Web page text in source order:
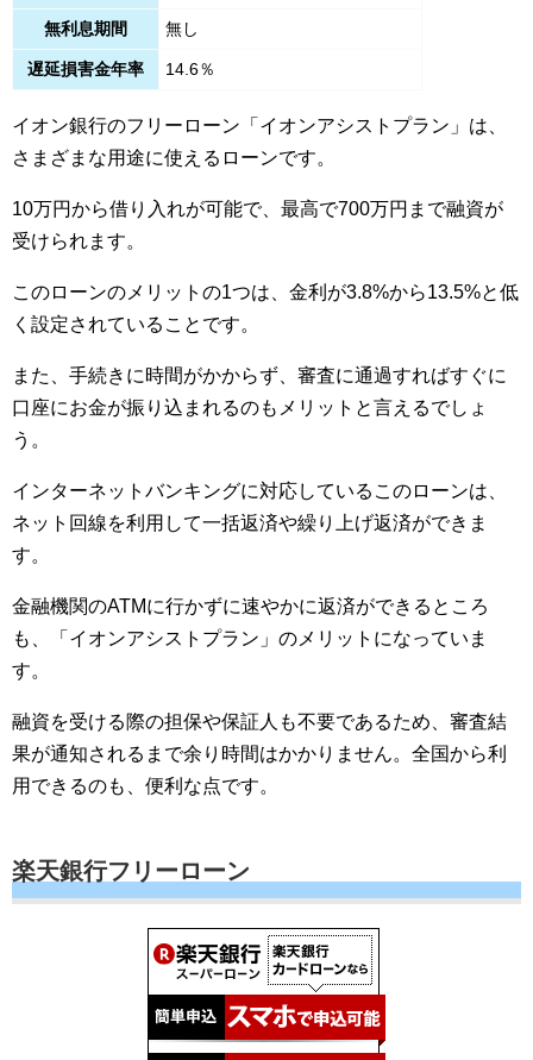
無利息期間 無し
遅延損害金年率 14.6％
イオン銀行のフリーローン「イオンアシストプラン」は、
さまざまな用途に使えるローンです。
10万円から借り入れが可能で、最高で700万円まで融資が
受けられます。
このローンのメリットの1つは、金利が3.8%から13.5%と低
く設定されていることです。
また、手続きに時間がかからず、審査に通過すればすぐに
口座にお金が振り込まれるのもメリットと言えるでしょ
う。
インターネットバンキングに対応しているこのローンは、
ネット回線を利用して一括返済や繰り上げ返済ができま
す。
金融機関のATMに行かずに速やかに返済ができるところ
も、「イオンアシストプラン」のメリットになっていま
す。
融資を受ける際の担保や保証人も不要であるため、審査結
果が通知されるまで余り時間はかかりません。全国から利
用できるのも、便利な点です。
楽天銀行フリーローン